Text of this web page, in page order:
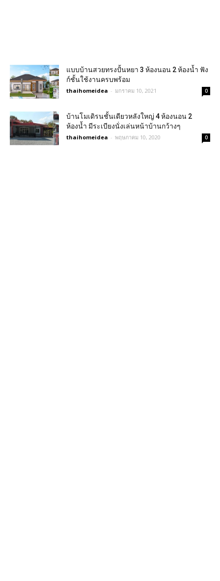
แบบบ้านสวยทรงปั้นหยา 3 ห้องนอน 2 ห้องน้ำ ฟัง
ก์ชั้นใช้งานครบพร้อม
thaihomeidea - มกราคม 10, 2021 0
บ้านโมเดิรนชั้นเดียวหลังใหญ่ 4 ห้องนอน 2
ห้องน้ำ มีระเบียงนั่งเล่นหน้าบ้านกว้างๆ
thaihomeidea - พฤษภาคม 10, 2020 0